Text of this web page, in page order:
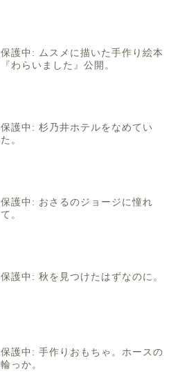
保護中: ムスメに描いた手作り絵本
『わらいました』公開。
保護中: 杉乃井ホテルをなめてい
た。
保護中: おさるのジョージに憧れ
て。
保護中: 秋を見つけたはずなのに。
保護中: 手作りおもちゃ。ホースの
輪っか。